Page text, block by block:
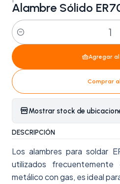
Alambre Sólido
Cantidad
Agregar
Comprar
Mostrar stock de
DESCRIPCIÓN
Los alambres para soldar
utilizados
metálico con gas, es ideal